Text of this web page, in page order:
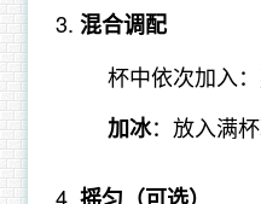
混合调配
杯中依次加入
加冰：放入满
摇匀（可选）